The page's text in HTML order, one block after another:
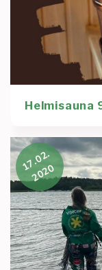
Helmisauna
Helmikuu on
Asteriskin
järjestetään
Tapahtuma
asteriski
mylly
17.02.
2020